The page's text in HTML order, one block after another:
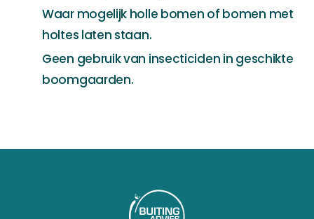
Waar mogelijk holle bomen of bomen met
holtes laten staan.
Geen gebruik van insecticiden in geschikte
boomgaarden.